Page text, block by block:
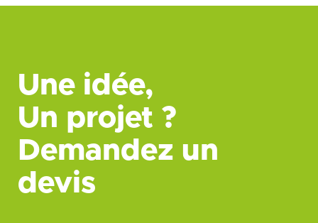
Une idée,
Un projet ?
Demandez un
devis